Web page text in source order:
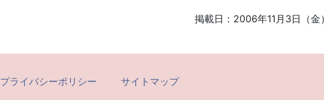
掲載日：2006年11月3日（金
プライバシーポリシー サイトマップ